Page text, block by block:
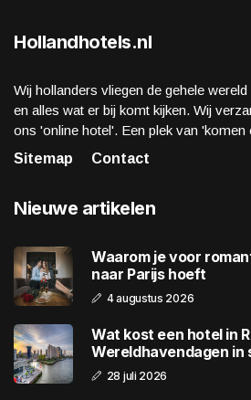
Hollandhotels.nl
Wij hollanders vliegen de gehele
en alles wat er bij komt kijken. Wij
ons 'online hotel'. Een plek van 'komen
Sitemap
Contact
Nieuwe artikelen
Waarom je voor
naar Parijs hoeft
4 augustus 2026
Wat kost een hotel in
Wereldhavendagen in
28 juli 2026